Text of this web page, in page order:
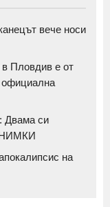
вече носи
Пловдив е от
официална
Двама си
на